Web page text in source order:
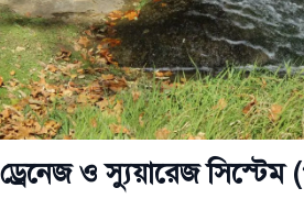
ড্রেনেজ ও স্যুয়ারেজ সিস্টেম